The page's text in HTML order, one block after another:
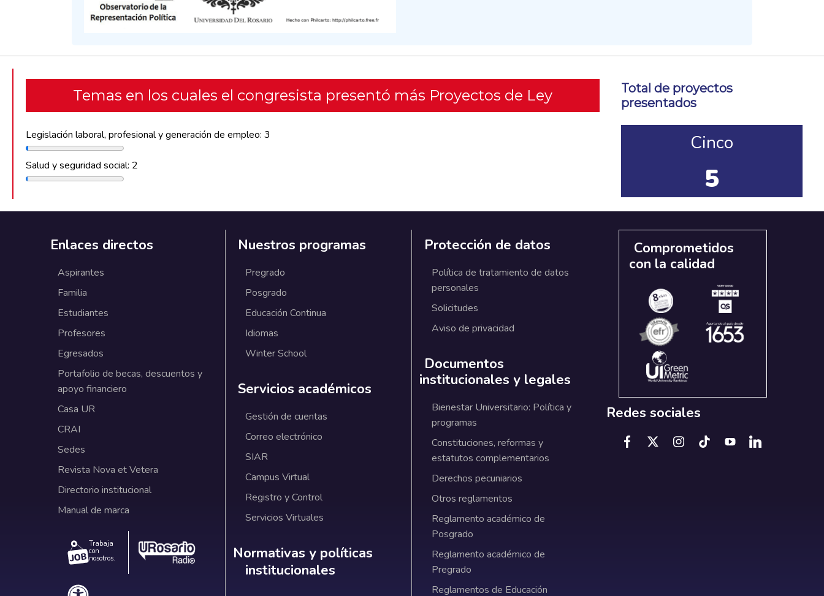
Temas en los cuales el congresista presentó más Proyectos de Ley
Legislación laboral, profesional y generación de empleo: 3
Salud y seguridad social: 2
Total de proyectos
presentados
Cinco
5
Enlaces directos
Aspirantes
Familia
Estudiantes
Profesores
Egresados
Portafolio de becas, descuentos y
apoyo financiero
Casa UR
CRAI
Sedes
Revista Nova et Vetera
Directorio institucional
Manual de marca
Trabaja
con
nosotros.
Nuestros programas
Pregrado
Posgrado
Educación Continua
Idiomas
Winter School
Servicios académicos
Gestión de cuentas
Correo electrónico
SIAR
Campus Virtual
Registro y Control
Servicios Virtuales
Normativas y políticas institucionales
Normativas y políticas
institucionales
Protección de datos
Política de tratamiento de datos
personales
Solicitudes
Aviso de privacidad
Documentos
institucionales y legales
Bienestar Universitario: Política y
programas
Constituciones, reformas y
estatutos complementarios
Derechos pecuniarios
Otros reglamentos
Reglamento académico de
Posgrado
Reglamento académico de
Pregrado
Reglamentos de Educación
Comprometidos
con la calidad
Redes sociales